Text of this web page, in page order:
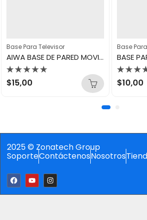
Base Para Televisor
AIWA BASE DE PARED MOVIBLE 13″ A 55″ AWWML4A
Valorado
con
$15,00
Base
BASE
con
$10,00
2025 © Zonatech Group
SoporteContáctenosNosotros